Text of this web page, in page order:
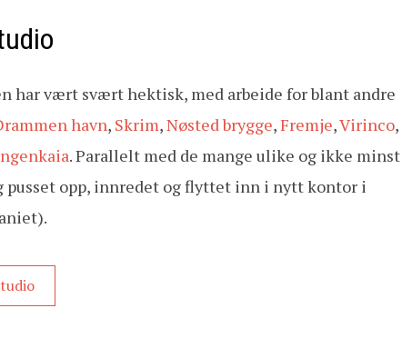
har vært svært hektisk, med arbeide for blant andre
havn, Skrim,Nøsted brygge,Fremje,Virinco,
. Parallelt med de mange ulike og ikke minst
pusset opp, innredet og flyttet inn i nytt kontor i